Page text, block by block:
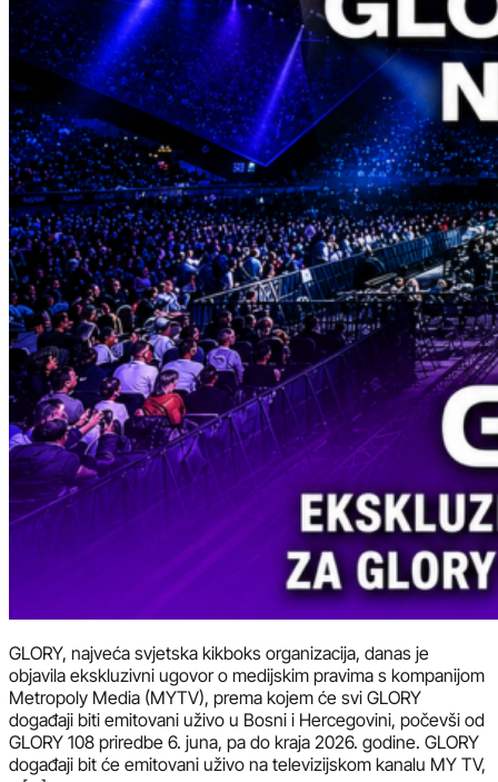
GLORY, najveća svjetska kikboks organizacija, danas je
objavila ekskluzivni ugovor o medijskim pravima s kompanijom
Metropoly Media (MYTV), prema kojem će svi GLORY
događaji biti emitovani uživo u Bosni i Hercegovini, počevši od
GLORY 108 priredbe 6. juna, pa do kraja 2026. godine. GLORY
događaji bit će emitovani uživo na televizijskom kanalu MY TV,